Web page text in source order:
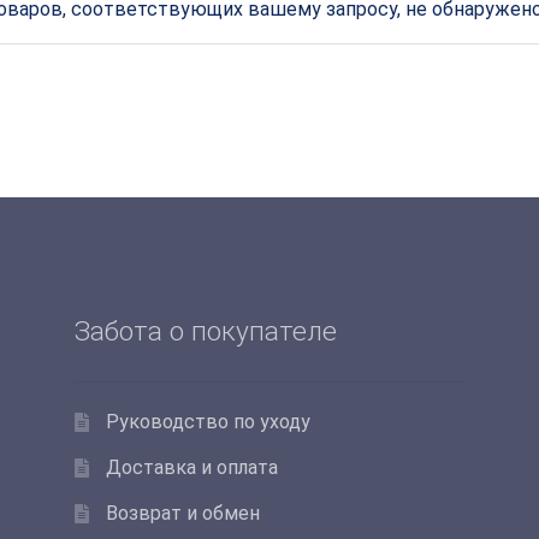
соответствующих вашему запросу, не
Забота о покупателе
Руководство по уходу
Доставка и оплата
Возврат и обмен